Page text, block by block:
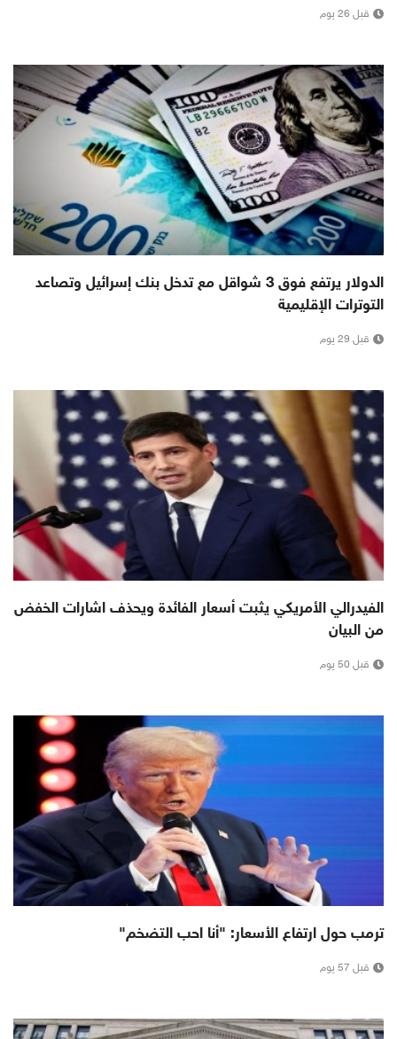
قبل 26 يوم
الدولار يرتفع فوق 3 شواقل مع تدخل بنك إسرائيل وتصاعد
التوترات الإقليمية
قبل 29 يوم
الفيدرالي الأمريكي يثبت أسعار الفائدة ويحذف اشارات الخفض
من البيان
قبل 50 يوم
ترمب حول ارتفاع الأسعار: "أنا احب التضخم"
قبل 57 يوم